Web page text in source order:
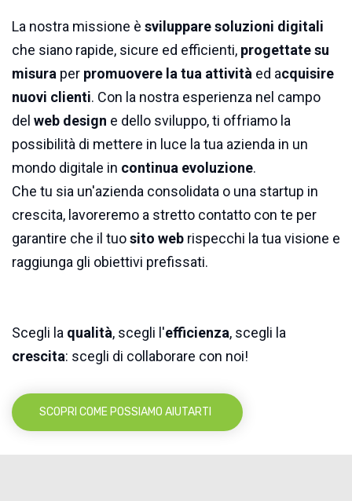
La nostra missione è sviluppare soluzioni digitali
che siano rapide, sicure ed efficienti, progettate su
misura per promuovere la tua attività ed acquisire
nuovi clienti. Con la nostra esperienza nel campo
del web design e dello sviluppo, ti offriamo la
possibilità di mettere in luce la tua azienda in un
mondo digitale in continua evoluzione.
Che tu sia un'azienda consolidata o una startup in
crescita, lavoreremo a stretto contatto con te per
garantire che il tuosito web rispecchi la tua visione e
raggiunga gli obiettivi prefissati.
Scegli la qualità, scegli l'efficienza, scegli la
crescita: scegli di collaborare con noi!
SCOPRI COME POSSIAMO AIUTARTI